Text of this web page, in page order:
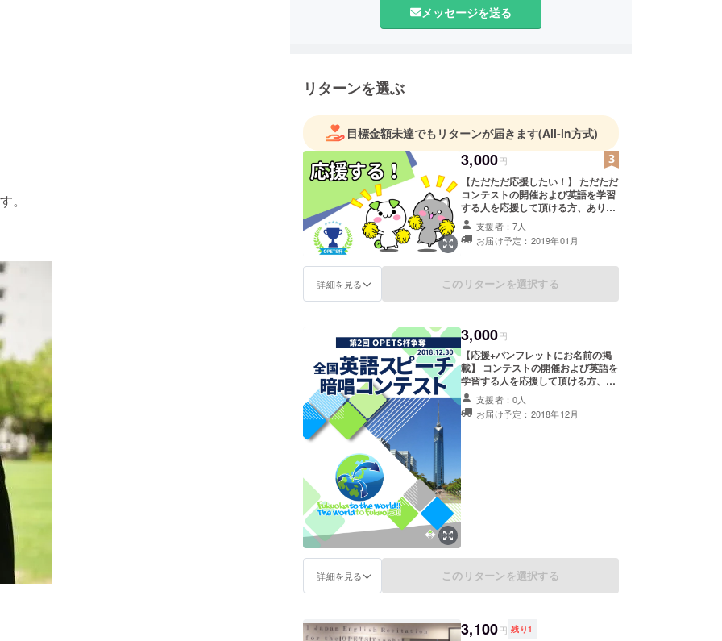
。
メッセージを送る
リターンを選ぶ
目標金額未達でもリターンが届きます(All-in方式)
3,000円
【ただただ応援したい！】 ただただ
コンテストの開催および英語を学習
する人を応援して頂ける方、ありが
とうございます。 コンテスト開催
後、報告とお礼のメッセージを送ら
せていただきます。 また、本コン
ニシャル希望、掲載拒否であればそ
支援者：7人
お届け予定：2019年01月
詳細を見る このリターンを選択する
3,000円
【応援+パンフレットにお名前の掲
載】 コンテストの開催および英語を
学習する人を応援して頂ける方、あ
りがとうございます。 本コンテスト
のパンフレットに支援者様のお名前
を掲載させていただきます(イニシャ
支援者：0人
お届け予定：2018年12月
詳細を見る このリターンを選択する
3,100円 残り1